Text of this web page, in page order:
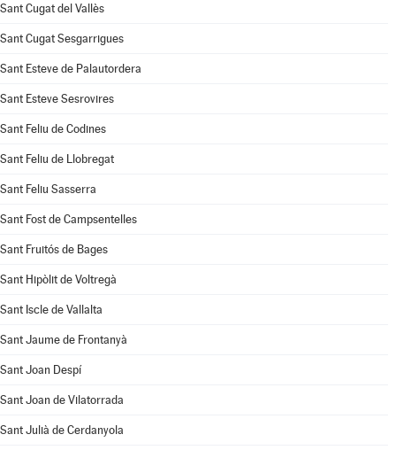
Sant Cugat del Vallès
Sant Cugat Sesgarrigues
Sant Esteve de Palautordera
Sant Esteve Sesrovires
Sant Feliu de Codines
Sant Feliu de Llobregat
Sant Feliu Sasserra
Sant Fost de Campsentelles
Sant Fruitós de Bages
Sant Hipòlit de Voltregà
Sant Iscle de Vallalta
Sant Jaume de Frontanyà
Sant Joan Despí
Sant Joan de Vilatorrada
Sant Julià de Cerdanyola